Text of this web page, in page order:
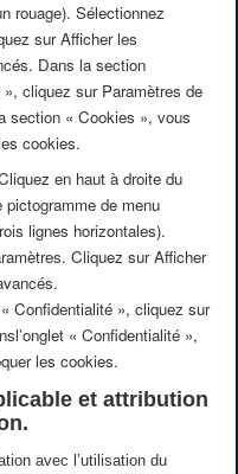
rouage). Sélectionnez
sur Afficher les
Dans la section
cliquez sur Paramètres de
section « Cookies », vous
cookies.
en haut à droite du
pictogramme de menu
lignes horizontales).
Cliquez sur Afficher
Confidentialité », cliquez sur
« Confidentialité »,
les cookies.
et attribution
avec l’utilisation du